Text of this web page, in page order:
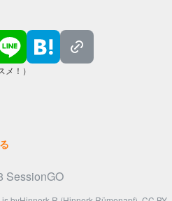
メ！）
SessionGO